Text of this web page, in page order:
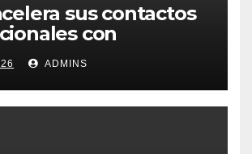
sus contactos
con
como socio
en su agenda de
ADMINS